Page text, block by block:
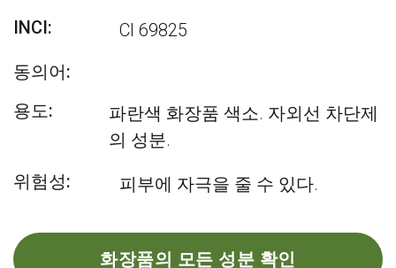
INCI:
CI 69825
동의어:
용도:
파란색 화장품 색소. 자외선 차단제
의 성분.
위험성:
피부에 자극을 줄 수 있다.
화장품의 모든 성분 확인